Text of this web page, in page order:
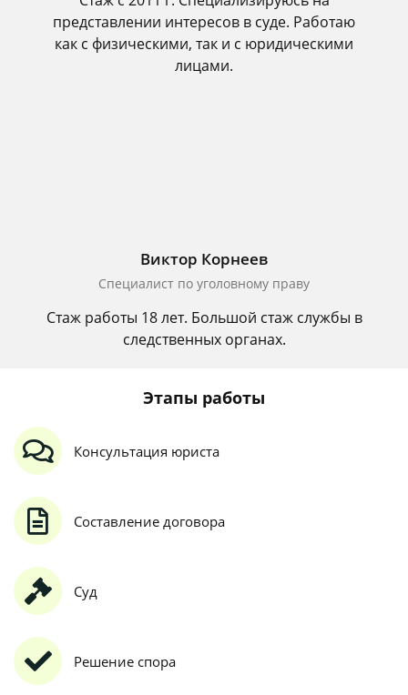
представлении интересов в суде. Работаю
как с физическими, так и с юридическими
лицами.
Виктор Корнеев
Cпециалист по уголовному праву
Стаж работы 18 лет. Большой стаж службы в
следственных органах.
Этапы работы
Консультация юриста
Составление договора
Суд
Решение спора